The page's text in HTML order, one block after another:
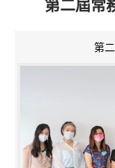
第二屆
第